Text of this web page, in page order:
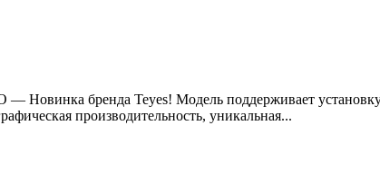
Новинка бренда Teyes! Модель поддерживает
производительность, уникальная...